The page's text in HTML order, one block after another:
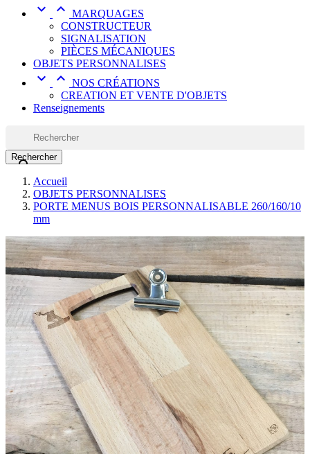
  MARQUAGES
CONSTRUCTEUR
SIGNALISATION
PIÈCES MÉCANIQUES
OBJETS PERSONNALISES
  NOS CRÉATIONS
CREATION ET VENTE D'OBJETS
Renseignements

Rechercher
Accueil
OBJETS PERSONNALISES
PORTE MENUS BOIS PERSONNALISABLE 260/160/10
mm